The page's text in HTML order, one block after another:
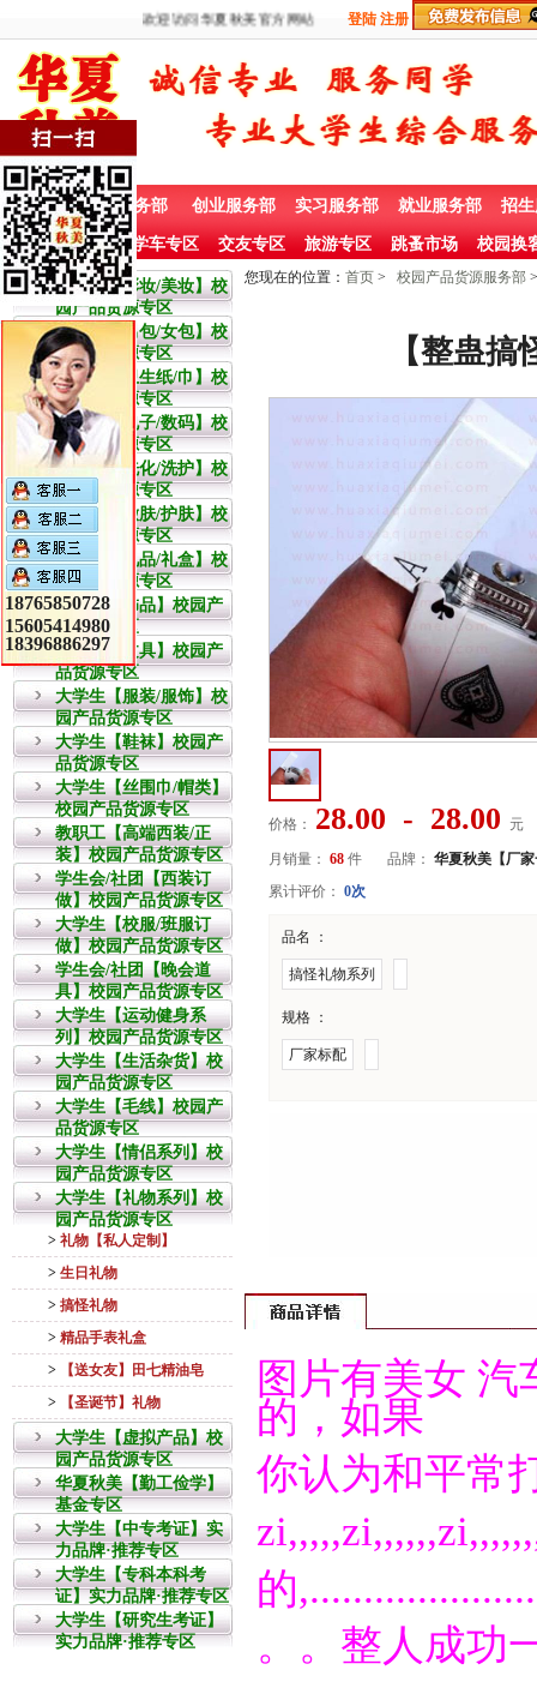
欢迎访问华夏秋美官方网站 登陆 注册
首 页 兼职服务部 创业服务部 实习服务部 就业服务部 招
社团赞助专栏 学车专区 交友专区 旅游专区 跳蚤市场 校园换
大学生【彩妆/美妆】校
园产品货源专区
大学生【男包/女包】校
园产品货源专区
大学生【卫生纸/巾】校
园产品货源专区
大学生【电子/数码】校
园产品货源专区
大学生【洗化/洗护】校
园产品货源专区
大学生【嫩肤/护肤】校
园产品货源专区
教职工【礼品/礼盒】校
园产品货源专区
大学生【饰品】校园产
品货源专区
大学生【文具】校园产
品货源专区
大学生【服装/服饰】校
园产品货源专区
大学生【鞋袜】校园产
品货源专区
大学生【丝围巾/帽类】
校园产品货源专区
教职工【高端西装/正
装】校园产品货源专区
学生会/社团【西装订
做】校园产品货源专区
大学生【校服/班服订
做】校园产品货源专区
学生会/社团【晚会道
具】校园产品货源专区
大学生【运动健身系
列】校园产品货源专区
大学生【生活杂货】校
园产品货源专区
大学生【毛线】校园产
品货源专区
大学生【情侣系列】校
园产品货源专区
大学生【礼物系列】校
园产品货源专区
> 礼物【私人定制】
> 生日礼物
> 搞怪礼物
> 精品手表礼盒
>
【送女友】田七精油皂
>
【圣诞节】礼物
大学生【虚拟产品】校
园产品货源专区
华夏秋美【勤工俭学】
基金专区
大学生【中专考证】实
力品牌·推荐专区
大学生【专科本科考
证】实力品牌·推荐专区
大学生【研究生考证】
实力品牌·推荐专区
您现在的位置： 首页 > 校园产品货源服务部
【整蛊
价格： 28.00 - 28.00 元
月销量： 68 件 品牌： 华夏秋美【厂
累计评价： 0次
品名 ：
搞怪礼物系列
规格 ：
厂家标配
图片有美女
的，如果
你认为和平常
的
。。整人成功
18765850728
15605414980
18396886297